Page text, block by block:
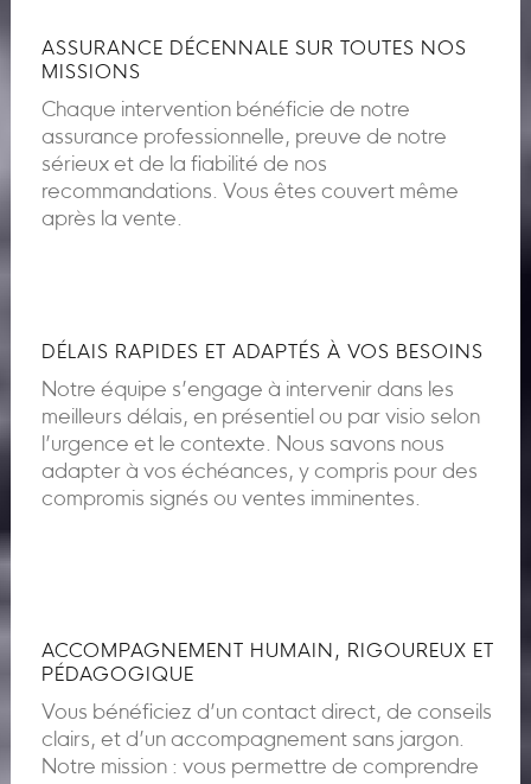
ASSURANCE DÉCENNALE SUR TOUTES NOS
MISSIONS
Chaque intervention bénéficie de notre
assurance professionnelle, preuve de notre
sérieux et de la fiabilité de nos
recommandations. Vous êtes couvert même
après la vente.
DÉLAIS RAPIDES ET ADAPTÉS À VOS BESOINS
Notre équipe s’engage à intervenir dans les
meilleurs délais, en présentiel ou par visio selon
l’urgence et le contexte. Nous savons nous
adapter à vos échéances, y compris pour des
compromis signés ou ventes imminentes.
ACCOMPAGNEMENT HUMAIN, RIGOUREUX ET
PÉDAGOGIQUE
Vous bénéficiez d’un contact direct, de conseils
clairs, et d’un accompagnement sans jargon.
Notre mission : vous permettre de comprendre